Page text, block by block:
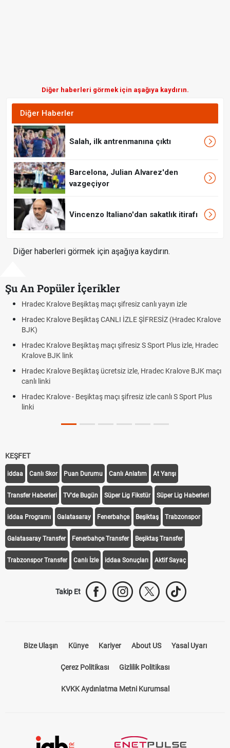
Diğer haberleri görmek için aşağıya kaydırın.
Diğer Haberler
Salah, ilk antrenmanına çıktı
Barcelona, Julian Alvarez'den
vazgeçiyor
Vincenzo Italiano'dan sakatlık itirafı
Diğer haberleri görmek için aşağıya kaydırın.
Şu An Popüler İçerikler
Kralove Beşiktaş maçı şifresiz canlı yayın izle
Kralove Beşiktaş CANLI İZLE ŞİFRESİZ (Hradec Kralove
Kralove Beşiktaş maçı şifresiz S Sport Plus izle, Hradec
BJK link
Kralove Beşiktaş ücretsiz izle, Hradec Kralove BJK maçı
Kralove - Beşiktaş maçı şifresiz izle canlı S Sport Plus
Hradec
Trivela
Plonjon
KEŞFET
iddaa Canlı Skor Puan Durumu Canlı Anlatım At Yarışı
Transfer Haberleri TV'de Bugün Süper Lig Fikstür Süper Lig Haberleri
iddaa Programı Galatasaray Fenerbahçe Beşiktaş Trabzonspor
Galatasaray Transfer Fenerbahçe Transfer Beşiktaş Transfer
Trabzonspor Transfer Canlı İzle iddaa Sonuçları Aktif Sayaç
Takip Et
Bize Ulaşın Künye Kariyer About US Yasal Uyarı
Çerez Politikası Gizlilik Politikası
KVKK Aydınlatma Metni Kurumsal